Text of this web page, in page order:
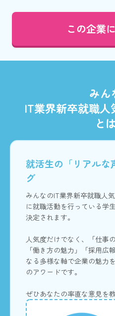
この企業
みん
IT業界新卒就職
と
就活生の「リアルな
グ
みんなのIT業界新卒就職人
に就職活動を行っている学
決定されます。
人気度だけでなく、「仕事
「働き方の魅力」「採用広
なる多様な軸で企業の魅力
のアワードです。
ぜひあなたの率直な意見を